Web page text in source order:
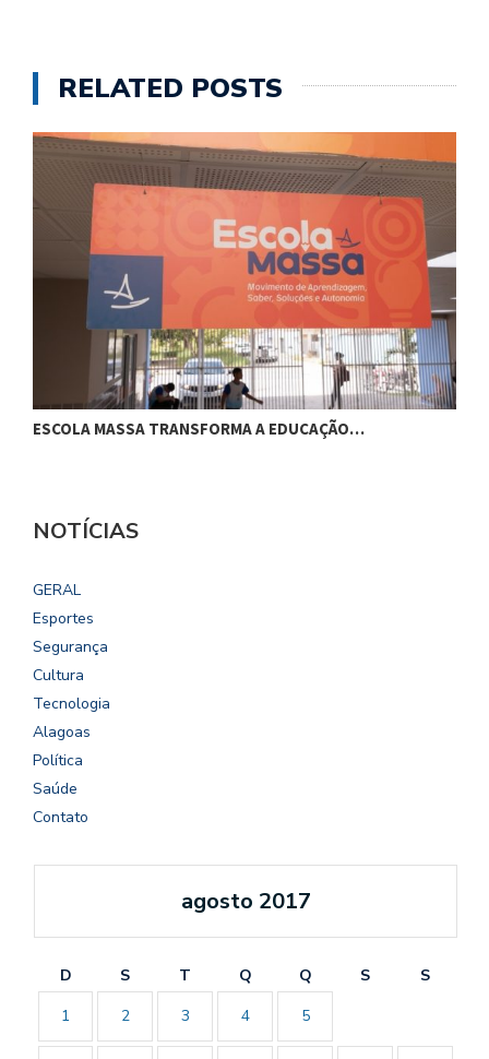
RELATED POSTS
ESCOLA MASSA TRANSFORMA A EDUCAÇÃO…
NOTÍCIAS
GERAL
Esportes
Segurança
Cultura
Tecnologia
Alagoas
Política
Saúde
Contato
agosto 2017
D S T Q Q S
S
1
2 3 4 5